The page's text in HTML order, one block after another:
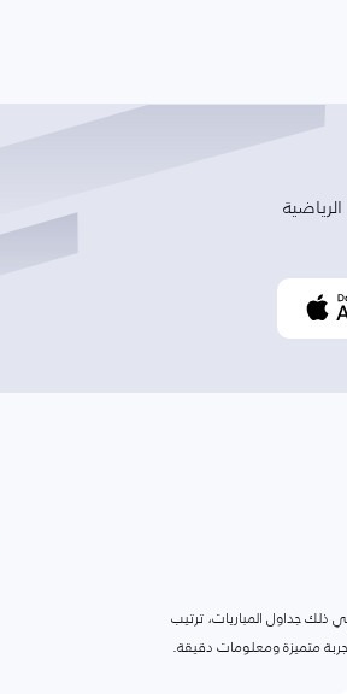
ذلك جداول المباريات، ترتيب
متميزة ومعلومات دقيقة.